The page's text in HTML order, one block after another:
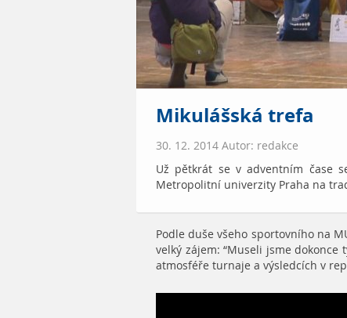
Mikulášská trefa
30. 12. 2014 Autor: redakce
Už pětkrát se v adventním čase
Metropolitní univerzity Praha na
Podle duše všeho sportovního na
velký zájem: “Museli jsme
atmosféře turnaje a výsledcích v